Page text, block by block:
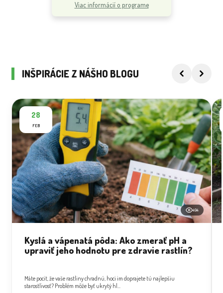
Viac informácií o programe
INŠPIRÁCIE Z NÁŠHO BLOGU
28
FEB
494
Kyslá a vápenatá pôda: Ako zmerať pH a
upraviť jeho hodnotu pre zdravie rastlín?
Máte pocit, že vaše rastliny chradnú, hoci im doprajete tú najlepšiu
starostlivosť? Problém môže byť ukrytý hl...